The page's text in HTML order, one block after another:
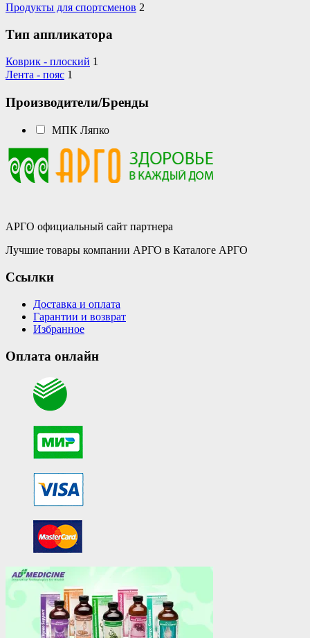
Продукты для спортсменов 2
Тип аппликатора
Коврик - плоский 1
Лента - пояс 1
Производители/Бренды
МПК Ляпко
АРГО официальный сайт партнера
Лучшие товары компании АРГО в Каталоге АРГО
Ссылки
Доставка и оплата
Гарантии и возврат
Избранное
Оплата онлайн